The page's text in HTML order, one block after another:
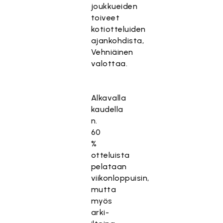
joukkueiden
toiveet
kotiotteluiden
ajankohdista,
Vehniäinen
valottaa.
Alkavalla
kaudella
n.
60
%
otteluista
pelataan
viikonloppuisin,
mutta
myös
arki-